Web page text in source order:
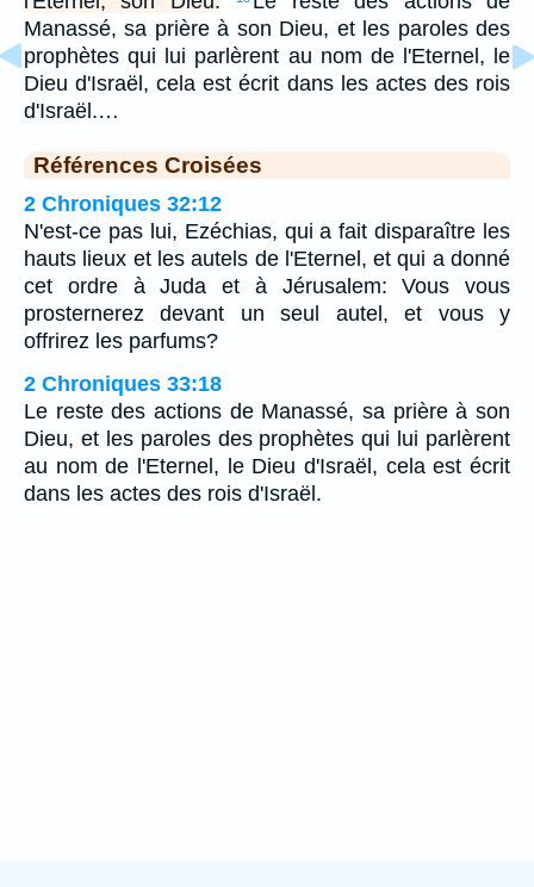
Manassé, sa prière à son Dieu, et les paroles des
prophètes qui lui parlèrent au nom de l'Eternel, le
Dieu d'Israël, cela est écrit dans les actes des rois
d'Israël.…
Références Croisées
2 Chroniques 32:12
N'est-ce pas lui, Ezéchias, qui a fait disparaître les
hauts lieux et les autels de l'Eternel, et qui a donné
cet ordre à Juda et à Jérusalem: Vous vous
prosternerez devant un seul autel, et vous y
offrirez les parfums?
2 Chroniques 33:18
Le reste des actions de Manassé, sa prière à son
Dieu, et les paroles des prophètes qui lui parlèrent
au nom de l'Eternel, le Dieu d'Israël, cela est écrit
dans les actes des rois d'Israël.